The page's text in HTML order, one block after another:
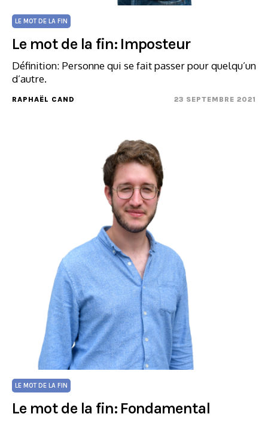
LE MOT DE LA FIN
Le mot de la fin: Imposteur
Définition: Personne qui se fait passer pour quelqu’un
d’autre.
RAPHAËL CAND 23 SEPTEMBRE 2021
LE MOT DE LA FIN
Le mot de la fin: Fondamental